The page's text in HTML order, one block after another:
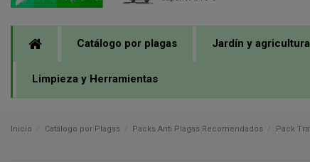
Catálogo por plagas Jardín y agricultura
Limpieza y Herramientas
Inicio Catálogo por Plagas Packs Anti Plagas Recomendados Pack